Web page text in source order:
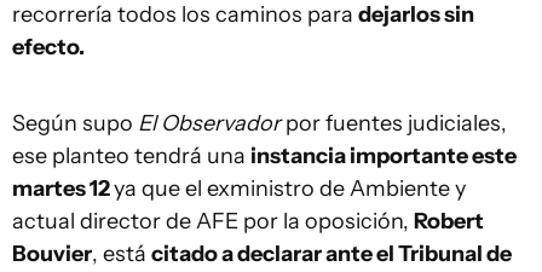
recorrería todos los caminos para dejarlos sin
efecto.
Según supo El Observadorpor fuentes judiciales,
ese planteo tendrá una instancia importante este
martes 12ya que el exministro de Ambiente y
actual director de AFE por la oposición, Robert
Bouvier, está citado a declarar ante el Tribunal de